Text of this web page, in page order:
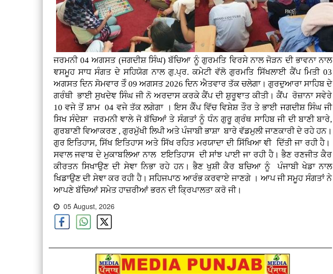
ਜਰਮਨੀ04 ਅਗਸਤ (ਜਗਦੀਸ਼ ਸਿੰਘ) ਬੱਚਿਆ ਨੂੰ ਗੁਰਮਤਿ ਵਿਰਸੇ ਨਾਲ ਜੋੜਨ ਦੀ ਭਾਵਨਾ ਨਾਲ
ਞਸਮੂਹ ਸਾਧ ਸੰਗਤ ਦੇ ਸਹਿਯੋਗ ਨਾਲ ਗੁ.ਪ੍ਰ. ਕਮੇਟੀ ਵੱਲੋ ਗੁਰਮਤਿ ਸਿੱਖਲਾਈ ਕੈਂਪ ਮਿਤੀ 03
ਅਗਸਤ ਦਿਨ ਸੋਮਵਾਰ ਤੋੰ 09 ਅਗਸਤ 2026 ਦਿਨ ਐਤਵਾਰ ਤੱਕ ਚਲੇਗਾ। ਗੁਰਦੁਆਰਾ ਸਾਹਿਬ ਦੇ
ਗਰੰਥੀ ਭਾਈ ਸੁਖਦੇਞ ਸਿੰਘ ਜੀ ਨੋ ਅਰਦਾਸ ਕਰਕੇ ਕੈਂਪ ਦੀ ਸ਼ੁਰੂਞਾਤ ਕੀਤੀ। ਕੈਂਪ ਰੋਜ਼ਾਨਾ ਸਵੇਰੇ
10 ਵਜੇ ਤੋਂ ਸ਼ਾਮ 04 ਵਜੇ ਤੱਕ ਲਗੇਗਾ । ਇਸ ਕੈੰਪ ਵਿੱਚ ਵਿਸ਼ੇਸ਼ ਤੌਰ ਤੇ ਭਾਈ ਜਗਦੀਸ਼ ਸਿੰਘ ਜੀ
ਸਿਖ ਸੰਦੇਸ਼ਾ ਜਰਮਨੀ ਞਾਲੇ ਜੋ ਬੱਚਿਆਂ ਤੇ ਸੰਗਤਾਂ ਨੂੰ ਧੰਨ ਗੁਰੂ ਗ੍ਰੰਥ ਸਾਹਿਬ ਜੀ ਦੀ ਬਾਣੀ ਬਾਰੇ,
ਗੁਰਬਾਣੀ ਵਿਆਕਰਣ , ਗੁਰਮੁੱਖੀ ਲਿਪੀ ਅਤੇ ਪੰਜਾਬੀ ਭਾਸ਼ਾ ਬਾਰੇ ਵੱਡਮੁਲੀ ਜਾਣਕਾਰੀ ਦੇ ਰਹੇ ਹਨ।
ਗੁਰ ਇਤਿਹਾਸ, ਸਿੱਖ ਇਤਿਹਾਸ ਅਤੇ ਸਿੱਖ ਰਹਿਤ ਮਰਯਾਦਾ ਦੀ ਸਿੱਖਿਆ ਞੀ ਦਿੱਤੀ ਜਾ ਰਹੀ ਹੈ।
ਸਵਾਲ ਜਵਾਬ ਦੇ ਮੁਕਾਬਲਿਆ ਨਾਲ ੲਇਤਿਹਾਸ ਦੀ ਸਾਂਝ ਪਾਈ ਜਾ ਰਹੀ ਹੈ। ਭੈਣ ਰਣਜੀਤ ਕੈਰ
ਕੀਰਤਨ ਸਿਖਾਉਣ ਦੀ ਸੇਞਾ ਨਿਭਾ ਰਹੇ ਹਨ। ਭੈਣ ਖੁਸ਼ੀ ਕੈਰ ਬਚਿਆ ਨੂੰ ਪੰਜਾਬੀ ਖੇਡਾ ਨਾਲ
ਖਿਡਾਉਣ ਦੀ ਸੇਞਾ ਕਰ ਰਹੀ ਹੈ। ਸਹਿਜਪਾਠ ਆਰੰਭ ਕਰਵਾਏ ਜਾਣਗੇ । ਆਪ ਜੀ ਸਮੂਹ ਸੰਗਤਾਂ ਨੇ
ਆਪਣੇ ਬੱਚਿਆਂ ਸਮੇਤ ਹਾਜ਼ਰੀਆਂ ਭਰਨ ਦੀ ਕ੍ਰਿਪਾਲਤਾ ਕਰੋ ਜੀ।
05 August, 2026